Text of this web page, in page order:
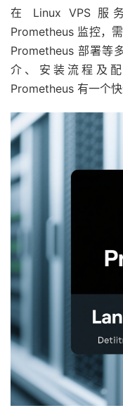
在 Linux VPS 服
Prometheus 监控，
Prometheus 部署等
介、安装流程及
Prometheus 有一个快